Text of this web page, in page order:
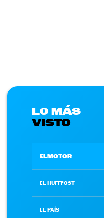
LO MÁS
VISTO
ELMOTOR
EL HUFFPOST
EL PAÍS